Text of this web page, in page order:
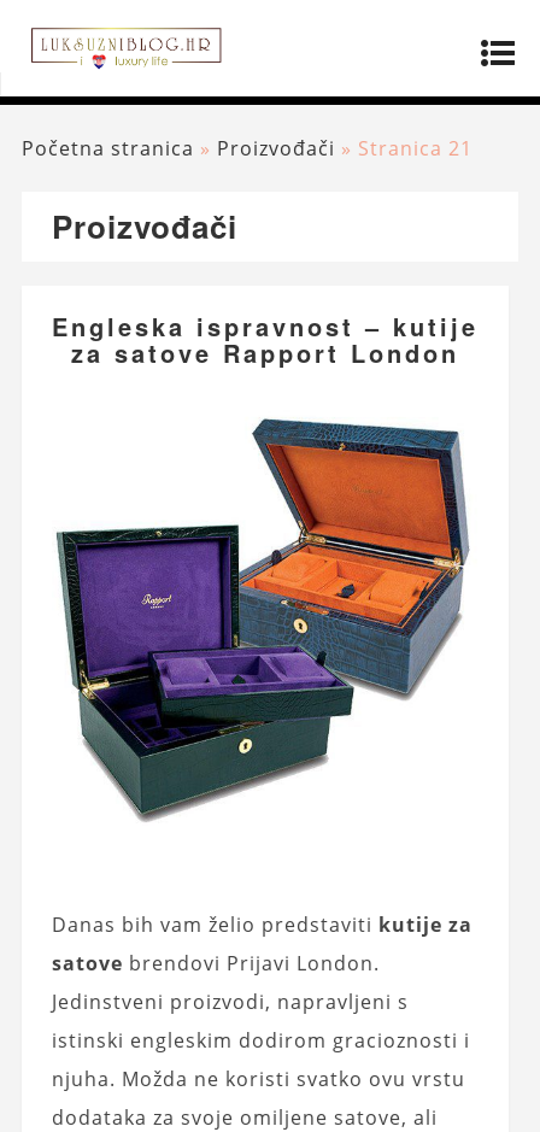
Početna stranica » Proizvođači » Stranica 21
Proizvođači
Engleska ispravnost – kutije
za satove Rapport London
Danas bih vam želio predstaviti kutije za
satove brendovi Prijavi London.
Jedinstveni proizvodi, napravljeni s
istinski engleskim dodirom gracioznosti i
njuha. Možda ne koristi svatko ovu vrstu
dodataka za svoje omiljene satove, ali